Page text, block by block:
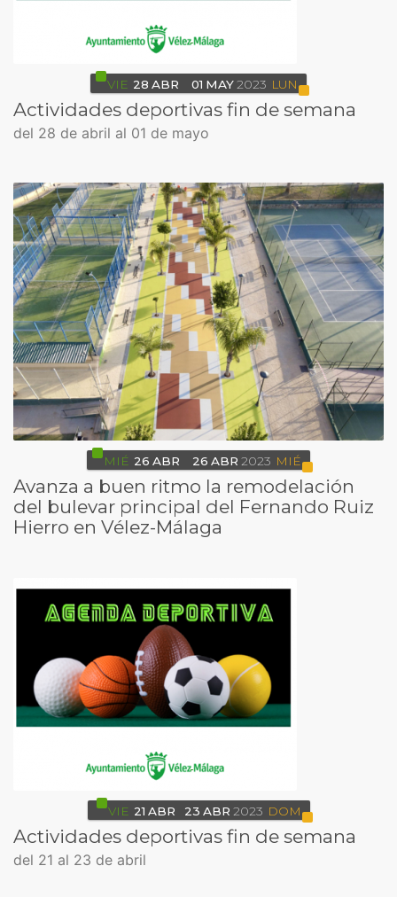
VIE 28 ABR 01 MAY2023 LUN
Actividades deportivas fin de semana
del 28 de abril al 01 de mayo
MIÉ 26 ABR 26 ABR 2023 MIÉ
Avanza a buen ritmo la remodelación
del bulevar principal del Fernando Ruiz
Hierro en Vélez-Málaga
VIE 21 ABR 23 ABR 2023 DOM
Actividades deportivas fin de semana
del 21 al 23 de abril